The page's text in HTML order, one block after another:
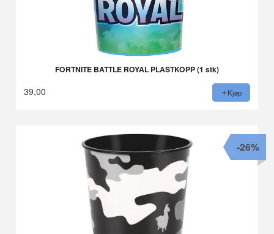
FORTNITE BATTLE ROYAL PLASTKOPP (1 stk)
39,00 Kjøp
-26%